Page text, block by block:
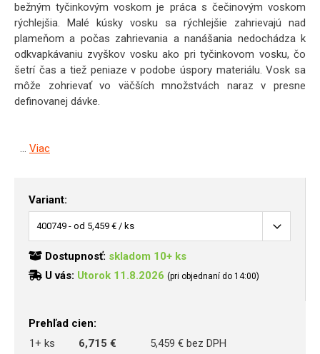
bežným tyčinkovým voskom je práca s čečinovým voskom
rýchlejšia. Malé kúsky vosku sa rýchlejšie zahrievajú nad
plameňom a počas zahrievania a nanášania nedochádza k
odkvapkávaniu zvyškov vosku ako pri tyčinkovom vosku, čo
šetrí čas a tiež peniaze v podobe úspory materiálu. Vosk sa
môže zohrievať vo väčších množstvách naraz v presne
definovanej dávke.
... Viac
Variant:
Dostupnosť: skladom 10+ ks
U vás: Utorok 11.8.2026 (pri objednaní do 14:00)
Prehľad cien:
1+ ks
6,715 € 5,459 € bez DPH